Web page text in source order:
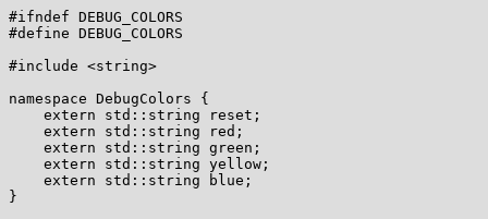
#ifndef DEBUG_COLORS
#define DEBUG_COLORS
#include <string>
namespace DebugColors {
    extern std::string reset;
    extern std::string red;
    extern std::string green;
    extern std::string yellow;
    extern std::string blue;
}